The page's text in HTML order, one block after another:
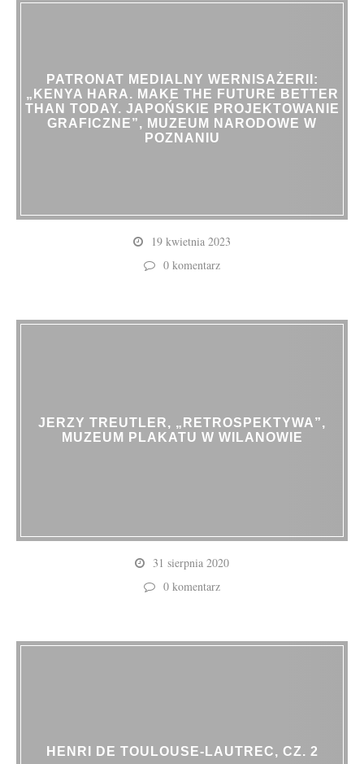
PATRONAT MEDIALNY WERNISAŻERII:
„KENYA HARA. MAKE THE FUTURE BETTER
THAN TODAY. JAPOŃSKIE PROJEKTOWANIE
GRAFICZNE”, MUZEUM NARODOWE W
POZNANIU
19 kwietnia 2023
0 komentarz
JERZY TREUTLER, „RETROSPEKTYWA”,
MUZEUM PLAKATU W WILANOWIE
31 sierpnia 2020
0 komentarz
HENRI DE TOULOUSE-LAUTREC, CZ. 2